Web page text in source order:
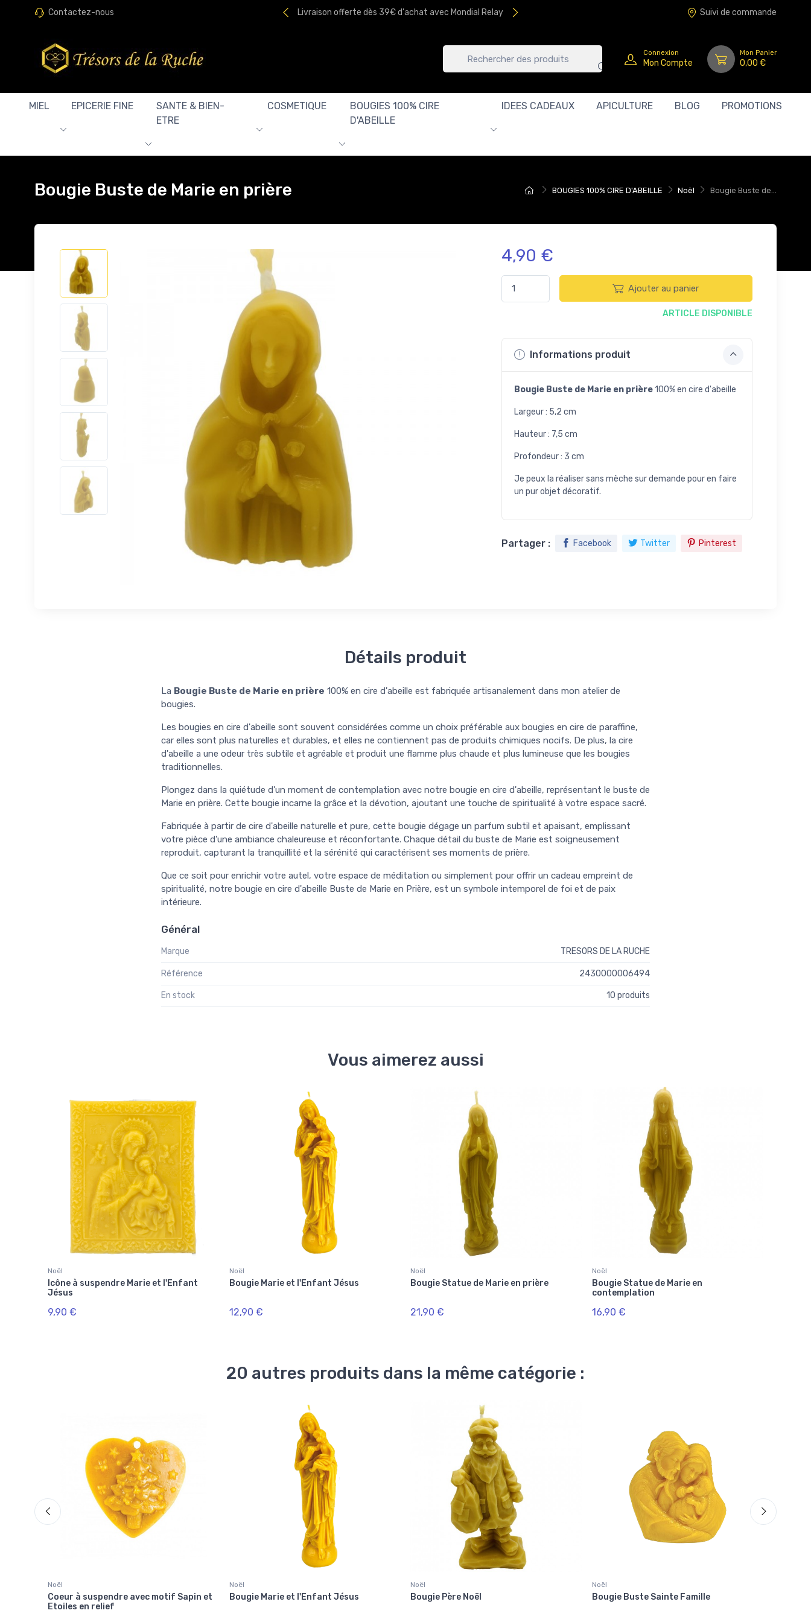
Contactez-nous Livraison offerte dès 39€ d'achat avec Mondial Relay Suivi de commande
Connexion
Mon Compte
Mon Panier
0,00 €
MIEL EPICERIE FINE
SANTE & BIEN-
ETRE
COSMETIQUE
BOUGIES 100% CIRE
D'ABEILLE
IDEES CADEAUX APICULTURE BLOG PROMOTIONS
BOUGIES 100% CIRE D'ABEILLE Noël Bougie Buste de...
Bougie Buste de Marie en prière
4,90 €
Ajouter au panier
ARTICLE DISPONIBLE
Informations produit
Bougie Buste de Marie en prière100% en cire d'abeille
Largeur : 5,2 cm
Hauteur : 7,5 cm
Profondeur : 3 cm
Je peux la réaliser sans mèche sur demande pour en faire
un pur objet décoratif.
Partager : Facebook Twitter Pinterest
Détails produit
La Bougie Buste de Marie en prière 100% en cire d'abeille est fabriquée artisanalement dans mon atelier de
bougies.
Les bougies en cire d'abeille sont souvent considérées comme un choix préférable aux bougies en cire de paraffine,
car elles sont plus naturelles et durables, et elles ne contiennent pas de produits chimiques nocifs. De plus, la cire
d'abeille a une odeur très subtile et agréable et produit une flamme plus chaude et plus lumineuse que les bougies
traditionnelles.
Plongez dans la quiétude d'un moment de contemplation avec notre bougie en cire d'abeille, représentant le buste de
Marie en prière. Cette bougie incarne la grâce et la dévotion, ajoutant une touche de spiritualité à votre espace sacré.
Fabriquée à partir de cire d'abeille naturelle et pure, cette bougie dégage un parfum subtil et apaisant, emplissant
votre pièce d'une ambiance chaleureuse et réconfortante. Chaque détail du buste de Marie est soigneusement
reproduit, capturant la tranquillité et la sérénité qui caractérisent ses moments de prière.
Que ce soit pour enrichir votre autel, votre espace de méditation ou simplement pour offrir un cadeau empreint de
spiritualité, notre bougie en cire d'abeille Buste de Marie en Prière, est un symbole intemporel de foi et de paix
intérieure.
Général
Marque TRESORS DE LA RUCHE
Référence 2430000006494
En stock 10 produits
Vous aimerez aussi
Noël
Icône à suspendre Marie et l'Enfant
Jésus
9,90 €
Noël
Bougie Marie et l'Enfant Jésus
12,90 €
Noël
Bougie Statue de Marie en prière
21,90 €
Noël
Bougie Statue de Marie en
contemplation
16,90 €
20 autres produits dans la même catégorie :
Noël
Coeur à suspendre avec motif Sapin et
Etoiles en relief
Noël
Bougie Marie et l'Enfant Jésus
Noël
Bougie Père Noël
Noël
Bougie Buste Sainte Famille